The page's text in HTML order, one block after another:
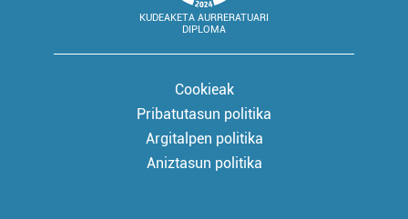
KUDEAKETA AURRERATUARI
DIPLOMA
Cookieak
Pribatutasun politika
Argitalpen politika
Aniztasun politika